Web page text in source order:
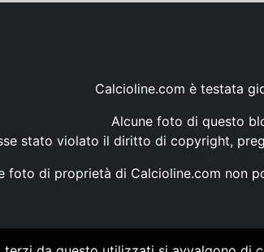
Calcioline.com è testata
Alcune foto di questo
stato violato il diritto di copyright,
foto di proprietà di Calcioline.com non